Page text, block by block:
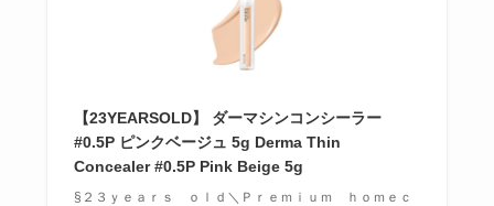
【23YEARSOLD】 ダーマシンコンシーラー
#0.5P ピンクベージュ 5g Derma Thin
Concealer #0.5P Pink Beige 5g
§２３ｙｅａｒｓ ｏｌｄ＼Ｐｒｅｍｉｕｍ ｈｏｍｅｃ